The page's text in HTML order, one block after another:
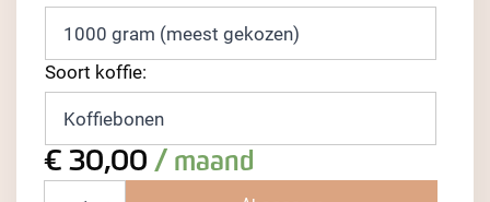
Soort koffie
€ 30,00 / maand
Ethiopië